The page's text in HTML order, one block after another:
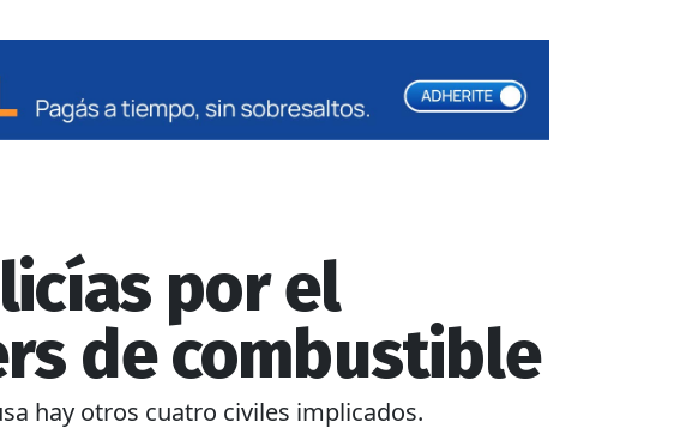
por el
de combustible
hay otros cuatro civiles implicados.